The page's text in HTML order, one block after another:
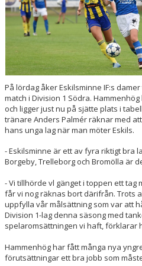
DIV. 1 SÖDRA
DAM AKADEMI - DIVISION 2
På lördag åker Eskilsminne IF:s
match i Division 1 Södra.
och ligger just nu på sjätte plats i
tränare Anders Palmér räknar med
hans unga lag när man möter Eskils.
- Eskilsminne är ett av fyra riktigt bra
Borgeby, Trelleborg och Bromölla är
- Vi tillhörde vl gänget i toppen ett
får vi nog räknas bort därifrån. Trots
uppfylla vår målsättning som var att
Division 1-lag denna säsong med
spelaromsättningen vi haft, förklarar
Hammenhög har fått många nya
förutsättningar ett bra jobb som